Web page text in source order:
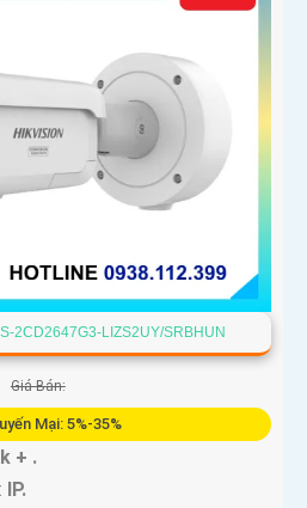
2CD2647G3-LIZS2UY/SRBHUN
Giá Bán:
Mại: 5%-35%
+ .
IP.